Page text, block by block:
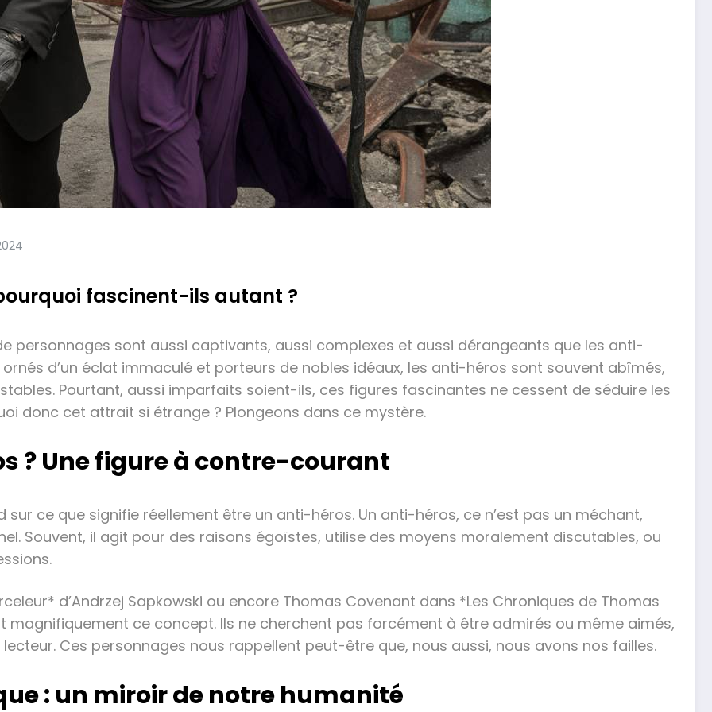
fascinent-ils autant ?
personnages sont aussi captivants, aussi complexes et aussi dérangeants que les anti-
d’un éclat immaculé et porteurs de nobles idéaux, les anti-héros sont souvent abîmés,
Pourtant, aussi imparfaits soient-ils, ces figures fascinantes ne cessent de séduire les
donc cet attrait si étrange ? Plongeons dans ce mystère.
? Une figure à contre-courant
sur ce que signifie réellement être un anti-héros. Un anti-héros, ce n’est pas un méchant,
Souvent, il agit pour des raisons égoïstes, utilise des moyens moralement discutables, ou
d’Andrzej Sapkowski ou encore Thomas Covenant dans *Les Chroniques de Thomas
magnifiquement ce concept. Ils ne cherchent pas forcément à être admirés ou même aimés,
Ces personnages nous rappellent peut-être que, nous aussi, nous avons nos failles.
: un miroir de notre humanité